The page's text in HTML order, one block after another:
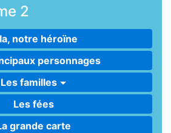
2
notre héroïne
personnages
Les familles
Les fées
grande carte